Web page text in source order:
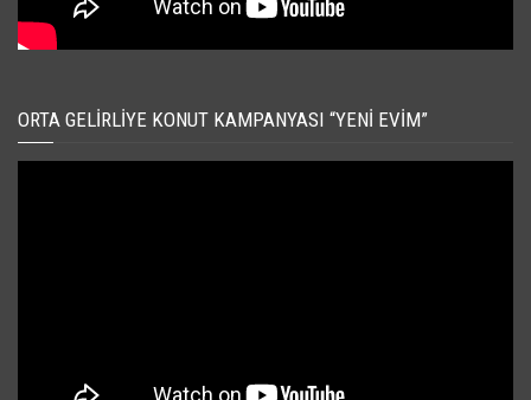
ORTA GELIRLIYE KONUT KAMPANYASI “YENI EVIM”